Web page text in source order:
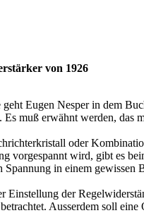
von 1926
geht Eugen Nesper in dem
Es muß erwähnt werden,
oder
vorgespannt wird, gibt es
Spannung in einem gewissen
Einstellung der
Ausserdem soll